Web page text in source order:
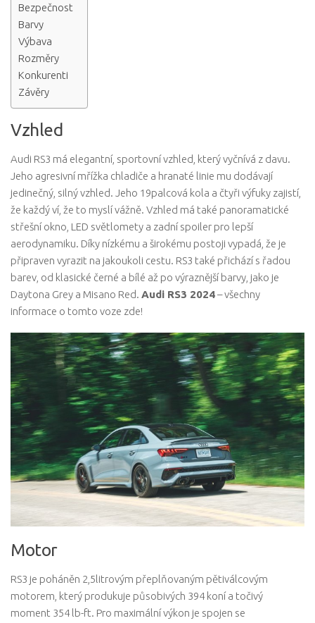
Bezpečnost
Barvy
Výbava
Rozměry
Konkurenti
Závěry
Vzhled
Audi RS3 má elegantní, sportovní vzhled, který vyčnívá z davu.
Jeho agresivní mřížka chladiče a hranaté linie mu dodávají
jedinečný, silný vzhled. Jeho 19palcová kola a čtyři výfuky zajistí,
že každý ví, že to myslí vážně. Vzhled má také panoramatické
střešní okno, LED světlomety a zadní spoiler pro lepší
aerodynamiku. Díky nízkému a širokému postoji vypadá, že je
připraven vyrazit na jakoukoli cestu. RS3 také přichází s řadou
barev, od klasické černé a bílé až po výraznější barvy, jako je
Daytona Grey a Misano Red. Audi RS3 2024– všechny
informace o tomto voze zde!
Motor
RS3 je poháněn 2,5litrovým přeplňovaným pětiválcovým
motorem, který produkuje působivých 394 koní a točivý
moment 354 lb-ft. Pro maximální výkon je spojen se